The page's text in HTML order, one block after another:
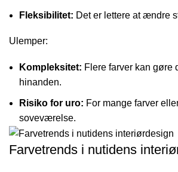
Fleksibilitet: Det er lettere at ændre
Ulemper:
Kompleksitet: Flere farver kan gøre
hinanden.
Risiko for uro: For mange farver
soveværelse.
Farvetrends i nutidens